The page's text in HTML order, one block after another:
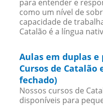
para entender e
como um nível de
capacidade de
Catalão é a língua
Aulas em duplas e
Cursos de
fechado)
Nossos cursos de
disponíveis para